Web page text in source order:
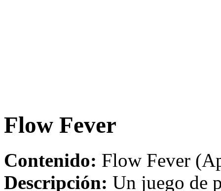
Flow Fever
Contenido: Flow Fever
Descripción: Un juego de